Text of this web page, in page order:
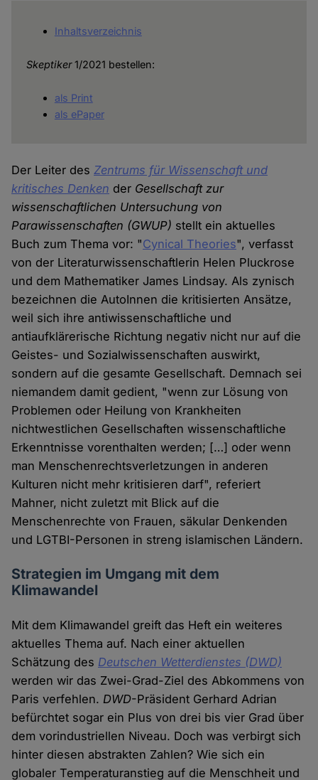
Inhaltsverzeichnis
Skeptiker1/2021 bestellen:
als Print
als ePaper
Der Leiter des Zentrums für Wissenschaft und
kritisches Denken der Gesellschaft zur
wissenschaftlichen Untersuchung von
Parawissenschaften (GWUP) stellt ein aktuelles
Buch zum Thema vor: "Cynical Theories", verfasst
von der Literaturwissenschaftlerin Helen Pluckrose
und dem Mathematiker James Lindsay. Als zynisch
bezeichnen die AutoInnen die kritisierten Ansätze,
weil sich ihre antiwissenschaftliche und
antiaufklärerische Richtung negativ nicht nur auf die
Geistes- und Sozialwissenschaften auswirkt,
sondern auf die gesamte Gesellschaft. Demnach sei
niemandem damit gedient, "wenn zur Lösung von
Problemen oder Heilung von Krankheiten
nichtwestlichen Gesellschaften wissenschaftliche
Erkenntnisse vorenthalten werden; […] oder wenn
man Menschenrechtsverletzungen in anderen
Kulturen nicht mehr kritisieren darf", referiert
Mahner, nicht zuletzt mit Blick auf die
Menschenrechte von Frauen, säkular Denkenden
und LGTBI-Personen in streng islamischen Ländern.
Strategien im Umgang mit dem
Klimawandel
Mit dem Klimawandel greift das Heft ein weiteres
aktuelles Thema auf. Nach einer aktuellen
Schätzung des Deutschen Wetterdienstes (DWD)
werden wir das Zwei-Grad-Ziel des Abkommens von
Paris verfehlen. DWD-Präsident Gerhard Adrian
befürchtet sogar ein Plus von drei bis vier Grad über
dem vorindustriellen Niveau. Doch was verbirgt sich
hinter diesen abstrakten Zahlen? Wie sich ein
globaler Temperaturanstieg auf die Menschheit und